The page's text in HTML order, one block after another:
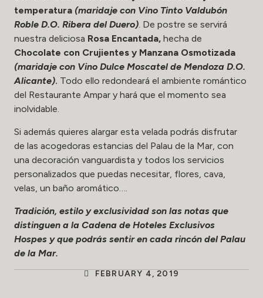
temperatura (maridaje con Vino Tinto Valdubón
Roble D.O. Ribera del Duero). De postre se servirá
nuestra deliciosa Rosa Encantada, hecha de
Chocolate con Crujientes y Manzana Osmotizada
(maridaje con Vino Dulce Moscatel de Mendoza D.O.
Alicante). Todo ello redondeará el ambiente romántico
del Restaurante Ampar y hará que el momento sea
inolvidable.
Si además quieres alargar esta velada podrás disfrutar
de las acogedoras estancias del Palau de la Mar, con
una decoración vanguardista y todos los servicios
personalizados que puedas necesitar, flores, cava,
velas, un baño aromático….
Tradición, estilo y exclusividad son las notas que
distinguen a la Cadena de Hoteles Exclusivos
Hospes y que podrás sentir en cada rincón del Palau
de la Mar.
FEBRUARY 4, 2019